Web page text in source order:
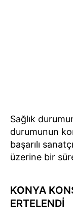
Sağlık
durumunun
başarılı
üzerine bir
KONYA
ERTELENDİ